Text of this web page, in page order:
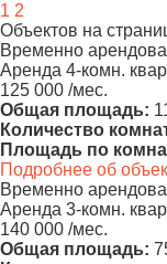
1 2
Объектов на
Временно
Аренда 4-комн.
125 000 /мес.
Общая площадь:
Количество
Площадь по
Подробнее об
Временно
Аренда 3-комн.
140 000 /мес.
Общая площадь: